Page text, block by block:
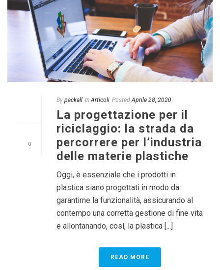
0
By packall In Articoli Posted Aprile 28, 2020
La progettazione per il
riciclaggio: la strada da
percorrere per l’industria
delle materie plastiche
Oggi, è essenziale che i prodotti in
plastica siano progettati in modo da
garantirne la funzionalità, assicurando al
contempo una corretta gestione di fine vita
e allontanando, così, la plastica [...]
READ MORE